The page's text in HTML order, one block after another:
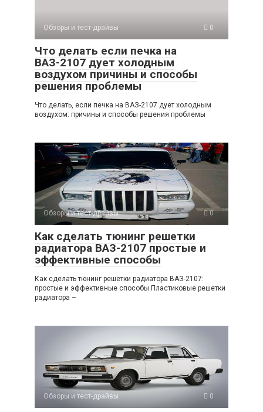
Обзоры и тест-драйвы 0
Что делать если печка на
ВАЗ-2107 дует холодным
воздухом причины и способы
решения проблемы
Что делать, если печка на ВАЗ-2107 дует холодным
воздухом: причины и способы решения проблемы
Обзоры и тест-драйвы 0
Как сделать тюнинг решетки
радиатора ВАЗ-2107 простые и
эффективные способы
Как сделать тюнинг решетки радиатора ВАЗ-2107:
простые и эффективные способы Пластиковые решетки
радиатора –
Обзоры и тест-драйвы 0